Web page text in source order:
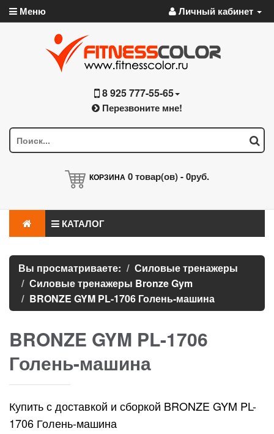
Меню Личный кабинет
8 925 777-55-65
Перезвоните мне!
КОРЗИНА 0товар(ов) -0руб.
КАТАЛОГ
Вы просматриваете:
Силовые тренажеры
Силовые тренажеры Bronze Gym
BRONZE GYM PL-1706 Голень-машина
BRONZE GYM PL-1706
Голень-машина
Купить с доставкой и сборкой BRONZE GYM PL-
1706 Голень-машина